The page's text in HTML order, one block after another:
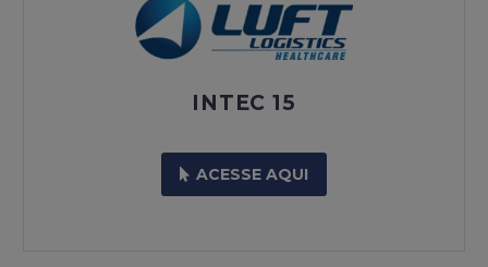
INTEC 15
ACESSE AQUI